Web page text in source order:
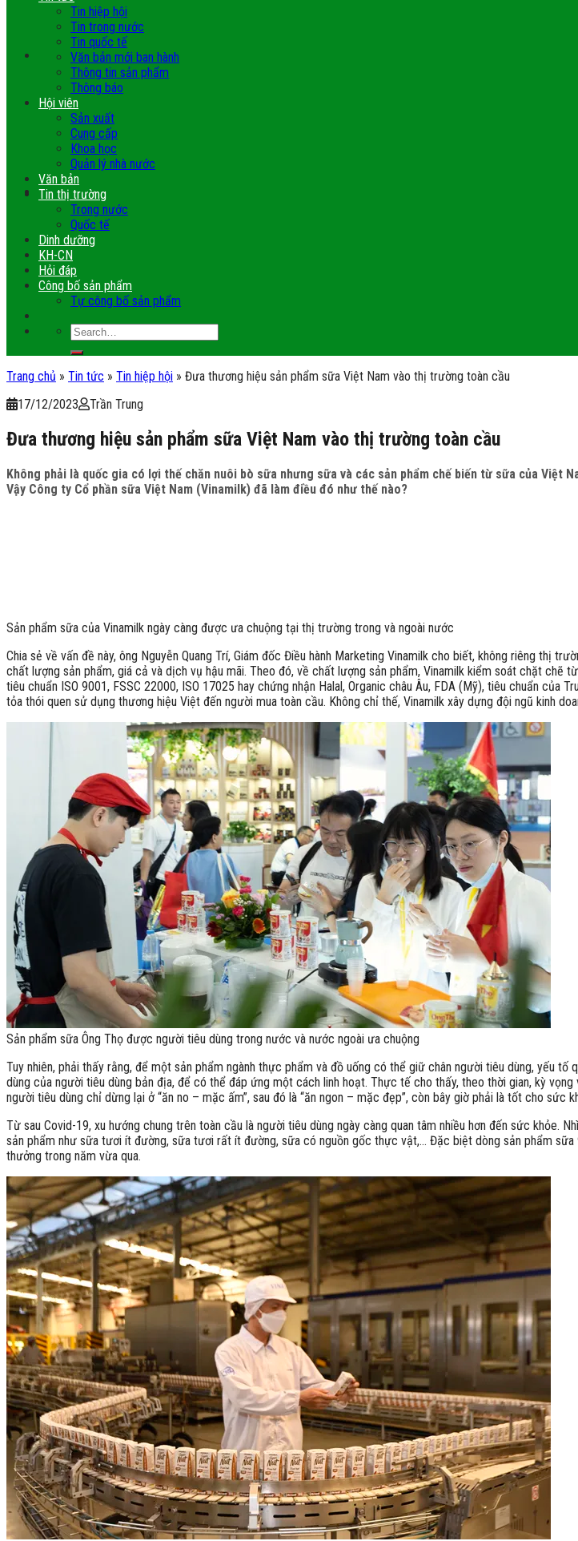
Tin hiệp hội
Tin trong nước
Tin quốc tế
Văn bản mới ban hành
Thông tin sản phẩm
Thông báo
Hội viên
Sản xuất
Cung cấp
Khoa học
Quản lý nhà nước
Văn bản
Tin thị trường
Trong nước
Quốc tế
Dinh dưỡng
KH-CN
Hỏi đáp
Công bố sản phẩm
Tự công bố sản phẩm
Trang chủ » Tin tức » Tin hiệp hội » Đưa thương hiệu sản phẩm sữa Việt Nam vào thị trường toàn cầu
17/12/2023
Trần Trung
Đưa thương hiệu sản phẩm sữa Việt Nam vào thị trường toàn cầu
Không phải là quốc gia có lợi thế chăn nuôi bò sữa nhưng sữa và các sản phẩm chế biến từ sữa của Việt
Vậy Công ty Cổ phần sữa Việt Nam (Vinamilk) đã làm điều đó như thế nào?
Sản phẩm sữa của Vinamilk ngày càng được ưa chuộng tại thị trường trong và ngoài nước
Chia sẻ về vấn đề này, ông Nguyễn Quang Trí, Giám đốc Điều hành Marketing Vinamilk cho biết, không riêng thị
chất lượng sản phẩm, giá cả và dịch vụ hậu mãi. Theo đó, về chất lượng sản phẩm, Vinamilk kiểm soát chặt chẽ
tiêu chuẩn ISO 9001, FSSC 22000, ISO 17025 hay chứng nhận Halal, Organic châu Âu, FDA (Mỹ), tiêu chuẩn
tỏa thói quen sử dụng thương hiệu Việt đến người mua toàn cầu. Không chỉ thế, Vinamilk xây dựng đội ngũ kinh
Sản phẩm sữa Ông Thọ được người tiêu dùng trong nước và nước ngoài ưa chuộng
Tuy nhiên, phải thấy rằng, để một sản phẩm ngành thực phẩm và đồ uống có thể giữ chân người tiêu dùng, yếu
dùng của người tiêu dùng bản địa, để có thể đáp ứng một cách linh hoạt. Thực tế cho thấy, theo thời gian, kỳ
người tiêu dùng chỉ dừng lại ở “ăn no – mặc ấm”, sau đó là “ăn ngon – mặc đẹp”, còn bây giờ phải là tốt cho sức
Từ sau Covid-19, xu hướng chung trên toàn cầu là người tiêu dùng ngày càng quan tâm nhiều hơn đến sức
sản phẩm như sữa tươi ít đường, sữa tươi rất ít đường, sữa có nguồn gốc thực vật,… Đặc biệt dòng sản phẩm
thưởng trong năm vừa qua.